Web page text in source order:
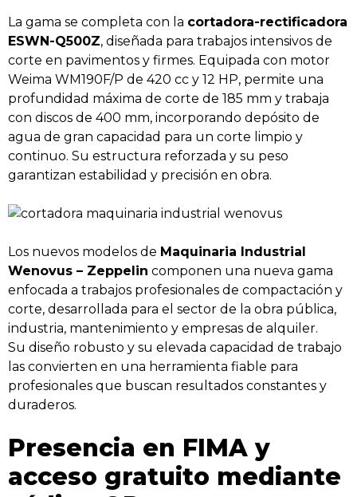
La gama se completa con la cortadora-rectificadora
ESWN-Q500Z, diseñada para trabajos intensivos de
corte en pavimentos y firmes. Equipada con motor
Weima WM190F/P de 420 cc y 12 HP, permite una
profundidad máxima de corte de 185 mm y trabaja
con discos de 400 mm, incorporando depósito de
agua de gran capacidad para un corte limpio y
continuo. Su estructura reforzada y su peso
garantizan estabilidad y precisión en obra.
Los nuevos modelos de Maquinaria Industrial
Wenovus – Zeppelin componen una nueva gama
enfocada a trabajos profesionales de compactación y
corte, desarrollada para el sector de la obra pública,
industria, mantenimiento y empresas de alquiler.
Su diseño robusto y su elevada capacidad de trabajo
las convierten en una herramienta fiable para
profesionales que buscan resultados constantes y
duraderos.
Presencia en FIMA y
acceso gratuito mediante